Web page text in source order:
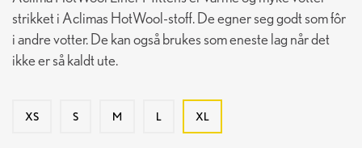
strikket i Aclimas HotWool-stoff. De egner seg godt som fôr
i andre votter. De kan også brukes som eneste lag når det
ikke er så kaldt ute.
XS S M L XL